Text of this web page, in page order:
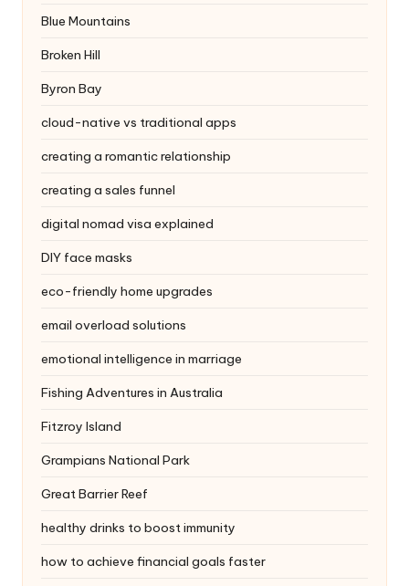
Blue Mountains
Broken Hill
Byron Bay
cloud-native vs traditional apps
creating a romantic relationship
creating a sales funnel
digital nomad visa explained
DIY face masks
eco-friendly home upgrades
email overload solutions
emotional intelligence in marriage
Fishing Adventures in Australia
Fitzroy Island
Grampians National Park
Great Barrier Reef
healthy drinks to boost immunity
how to achieve financial goals faster